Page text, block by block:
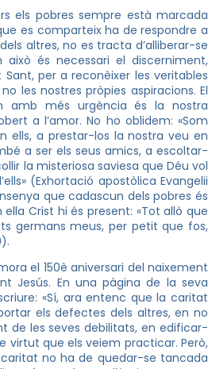
els pobres sempre està marcada
es comparteix ha de respondre a
altres, no es tracta d’alliberar-se
això és necessari el discerniment,
Sant, per a reconèixer les veritables
les nostres pròpies aspiracions. El
amb més urgència és la nostra
a l’amor. No ho oblidem: «Som
ells, a prestar-los la nostra veu en
a ser els seus amics, a escoltar-
la misteriosa saviesa que Déu vol
(Exhortació apostòlica Evangelii
que cadascun dels pobres és
Crist hi és present: «Tot allò que
germans meus, per petit que fos,
el 150è aniversari del naixement
Jesús. En una pàgina de la seva
«Sí, ara entenc que la caritat
els defectes dels altres, en no
de les seves debilitats, en edificar-
virtut que els veiem practicar. Però,
no ha de quedar-se tancada